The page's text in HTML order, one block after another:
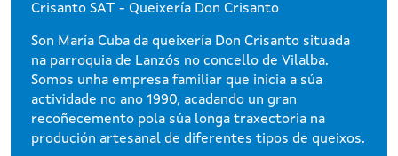
Crisanto SAT - Queixería Don Crisanto
Son María Cuba da queixería Don Crisanto situada
na parroquia de Lanzós no concello de Vilalba.
Somos unha empresa familiar que inicia a súa
actividade no ano 1990, acadando un gran
recoñecemento pola súa longa traxectoria na
produción artesanal de diferentes tipos de queixos.